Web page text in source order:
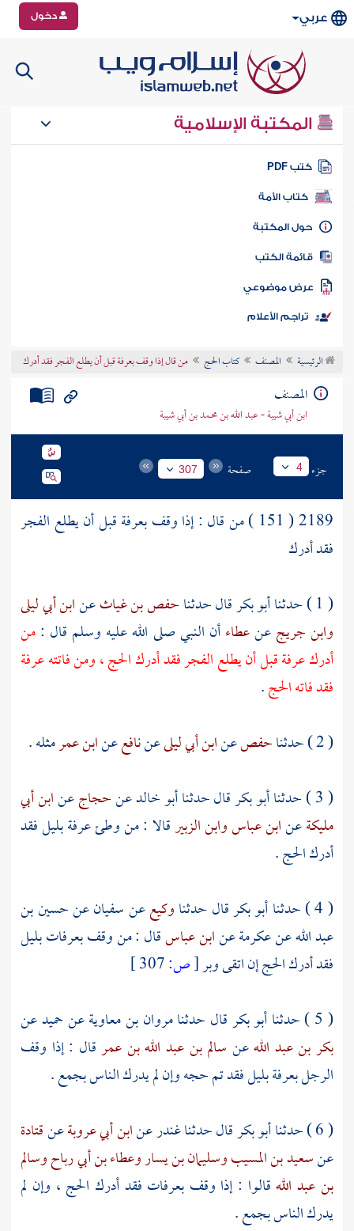
عربي دخول
المكتبة الإسلامية
كتب PDF
كتاب الأمة
المكتبة
الكتب
موضوعي
تراجم الأعلام
الرئيسية المصنف كتاب الحج من قال إذا وقف بعرفة قبل أن يطلع الفجر فقد أدرك
المصنف
ابن أبي شيبة - عبد الله بن محمد بن أبي شيبة
جزء 4 صفحة 307
2189 ( 151 ) من قال : إذا وقف بعرفةقبل أن يطلع الفجر
فقد أدرك
( 1 ) حدثنا
أبو بكرقال حدثناحفص بن غياثعنابن أبي ليلى
وابن جريجعنعطاءأن النبي صلى الله عليه وسلم قال :من
أدركعرفةقبل أن يطلع الفجر فقد أدرك الحج ، ومن فاتتهعرفة
فقد فاته الحج.
( 2 ) حدثنا
حفصعنابن أبي ليلىعننافععنابن عمرمثله .
( 3 ) حدثنا
أبو بكرقال حدثناأبو خالدعنحجاجعنابن أبي
مليكةعنابن عباسوابن الزبيرقالا : من وطئعرفةبليل فقد
أدرك الحج .
( 4 ) حدثنا
أبو بكرقال حدثناوكيععنسفيانعنحسين بن
عبد اللهعنعكرمةعنابن عباسقال : من وقفبعرفاتبليل
فقد أدرك الحج إن اتقى وبر[ص:
( 5 ) حدثنا
أبو بكرقال حدثنامروان بن معاويةعنحميدعن
بكر بن عبد اللهعن سالم بن عبد الله بن عمرقال : إذا وقف
الرجلبعرفةبليل فقد تم حجه وإن لم يدرك الناسبجمع.
( 6 ) حدثنا
أبو بكرقال حدثناغندرعنابن أبي عروبةعنقتادة
عنسعيد بن المسيبوسليمان بن يساروعطاء بن أبي رباحوسالم
بن عبد اللهقالوا : إذا وقف بعرفات فقد أدرك الحج ، وإن لم
يدرك الناسبجمع.